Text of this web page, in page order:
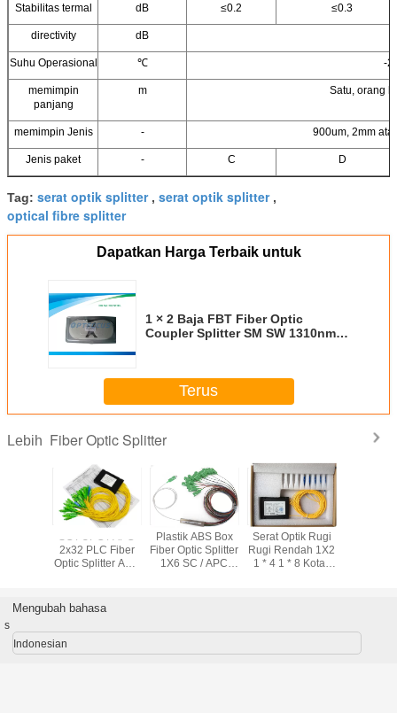
Stabilitas termal dB ≤0.2 ≤0.3
directivity dB
Suhu Operasional ℃ -
memimpin
panjang
m Satu, orang
memimpin Jenis - 900um, 2mm
Jenis paket - C D
Tag: serat optik splitter, serat optik splitter,
optical fibre splitter
Dapatkan Harga Terbaik untuk
1 × 2 Baja FBT Fiber Optic
Coupler Splitter SM SW 1310nm
Terus
Lebih Fiber Optic Splitter
SC / UPC / APC
2x32 PLC Fiber
Optic Splitter ABS
1650nm
Plastik ABS Box
Fiber Optic Splitter
1X6 SC / APC
Serat Optik Rugi
Rugi Rendah 1X2
1 * 4 1 * 8 Kotak
Mengubah bahasa
s
Indonesian